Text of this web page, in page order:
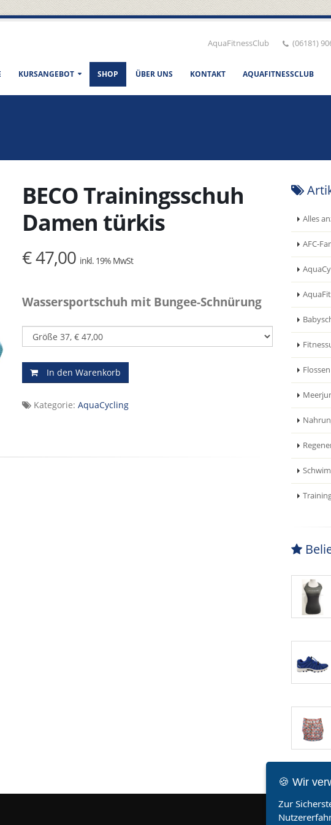
AquaFitnessClub (06181)
KURSANGEBOT SHOP ÜBER UNS KONTAKT AQUAFITNESSCLUB
BECO Trainingsschuh
Damen türkis
€ 47,00 inkl. 19% MwSt
Wassersportschuh mit Bungee-Schnürung
In den Warenkorb
Kategorie: AquaCycling
Alles
AFC-
Flossen
🍪 Wir
Zur